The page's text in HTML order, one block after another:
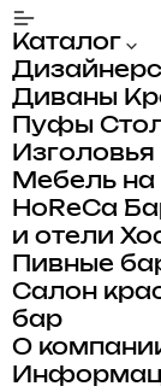
Каталог
Диваны
Пуфы
Мебель на
HoReCa
и отели
Пивные
Салон
бар
О